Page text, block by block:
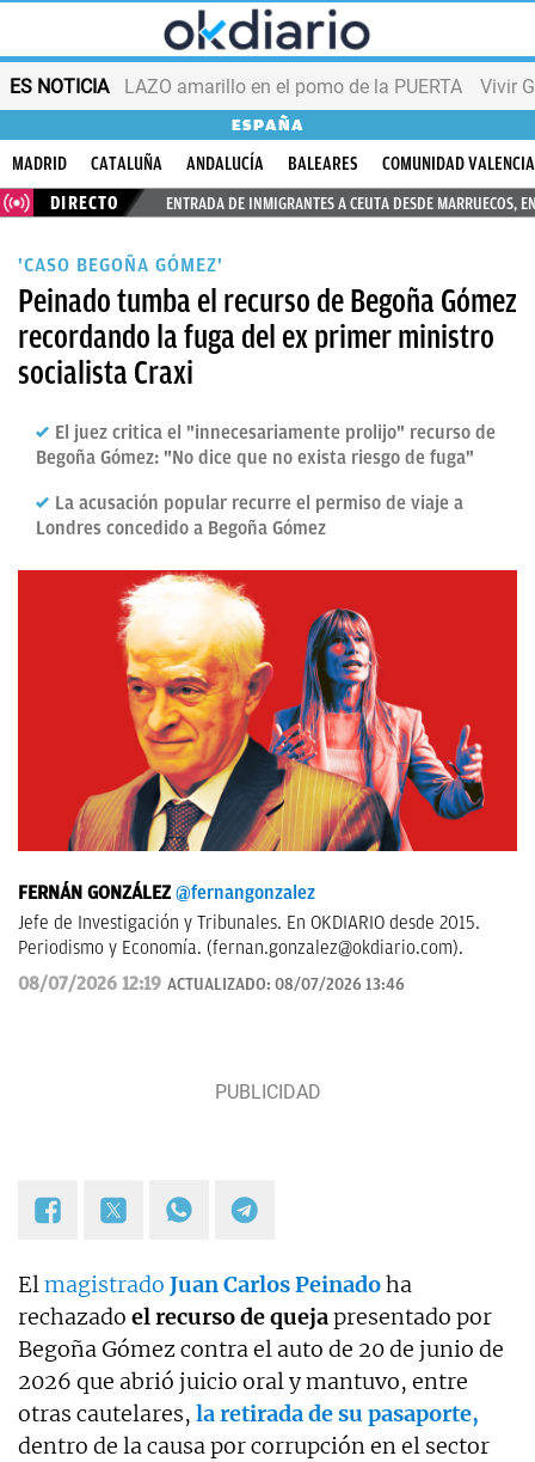
ES NOTICIA LAZO amarillo en el pomo de la PUERTA Vivir
ESPAÑA
MADRID CATALUÑA ANDALUCÍA BALEARES
COMUNIDAD
DIRECTO
ENTRADA DE INMIGRANTES A CEUTA DESDE MARRUECOS,
'CASO BEGOÑA GÓMEZ'
Peinado tumba el recurso de Begoña Gómez
recordando la fuga del ex primer ministro
socialista Craxi
El juez critica el "innecesariamente prolijo" recurso de
Begoña Gómez: "No dice que no exista riesgo de fuga"
La acusación popular recurre el permiso de viaje a
Londres concedido a Begoña Gómez
FERNÁN GONZÁLEZ @fernangonzalez
Jefe de Investigación y Tribunales. En OKDIARIO desde 2015.
Periodismo y Economía. (fernan.gonzalez@okdiario.com).
08/07/2026 12:19 ACTUALIZADO: 08/07/2026 13:46
Elmagistrado Juan Carlos Peinadoha
rechazado el recurso de quejapresentado por
Begoña Gómez contra el auto de 20 de junio de
2026 que abrió juicio oral y mantuvo, entre
otras cautelares, la retirada de su pasaporte,
dentro de la causa por corrupción en el sector